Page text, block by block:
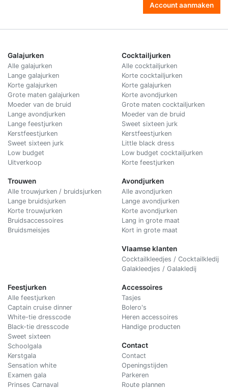
Account aanmaken
Galajurken
Alle galajurken
Lange galajurken
Korte galajurken
Grote maten galajurken
Moeder van de bruid
Lange avondjurken
Lange feestjurken
Kerstfeestjurken
Sweet sixteen jurk
Low budget
Uitverkoop
Trouwen
Alle trouwjurken / bruidsjurken
Lange bruidsjurken
Korte trouwjurken
Bruidsaccessoires
Bruidsmeisjes
Cocktailjurken
Alle cocktailjurken
Korte cocktailjurken
Korte galajurken
Korte avondjurken
Grote maten cocktailjurken
Moeder van de bruid
Sweet sixteen jurk
Kerstfeestjurken
Little black dress
Low budget cocktailjurken
Korte feestjurken
Avondjurken
Alle avondjurken
Lange avondjurken
Korte avondjurken
Lang in grote maat
Kort in grote maat
Vlaamse klanten
Cocktailkleedjes / Cocktailkledij
Galakleedjes / Galakledij
Feestjurken
Alle feestjurken
Captain cruise dinner
White-tie dresscode
Black-tie dresscode
Sweet sixteen
Schoolgala
Kerstgala
Sensation white
Examen gala
Prinses Carnaval
Accessoires
Tasjes
Bolero's
Heren accessoires
Handige producten
Contact
Contact
Openingstijden
Parkeren
Route plannen